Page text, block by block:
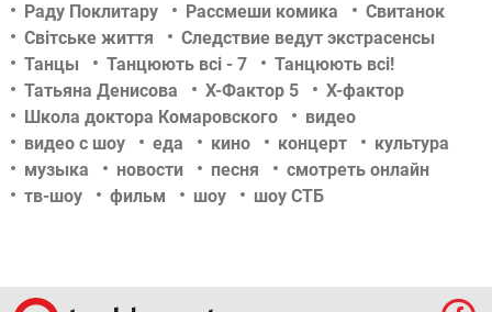
Раду Поклитару
Рассмеши комика
Свитанок
Світське життя
Следствие ведут экстрасенсы
Танцы
Танцюють всі - 7
Танцюють всі!
Татьяна Денисова
Х-Фактор 5
Х-фактор
Школа доктора Комаровского
видео
видео с шоу
еда кино концерт
культура
музыка
новости песня
смотреть онлайн
тв-шоу
фильм шоу шоу СТБ